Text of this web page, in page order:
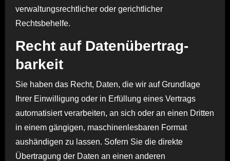
verwaltungsrechtlicher oder gerichtlicher
Rechtsbehelfe.
Recht auf Daten­übertrag­
barkeit
Sie haben das Recht, Daten, die wir auf Grundlage
Ihrer Einwilligung oder in Erfüllung eines Vertrags
automatisiert verarbeiten, an sich oder an einen Dritten
in einem gängigen, maschinenlesbaren Format
aushändigen zu lassen. Sofern Sie die direkte
Übertragung der Daten an einen anderen